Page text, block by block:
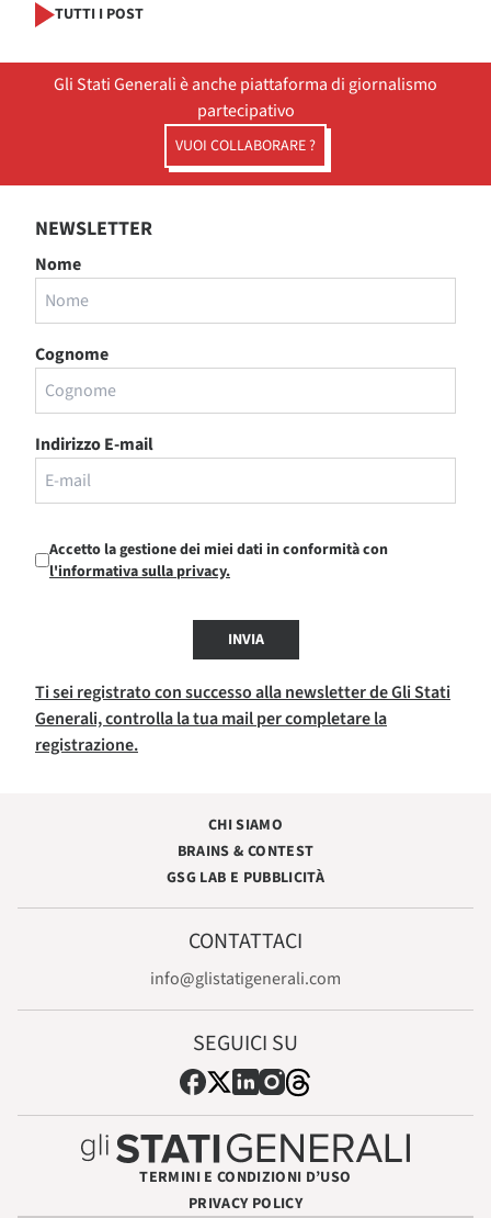
TUTTI I POST
Gli Stati Generali è anche piattaforma di giornalismo
partecipativo
VUOI COLLABORARE ?
NEWSLETTER
Nome
Cognome
Indirizzo E-mail
Accetto la gestione dei miei dati in conformità con
l'informativa sulla privacy.
INVIA
Ti sei registrato con successo alla newsletter de Gli Stati
Generali, controlla la tua mail per completare la
registrazione.
CHI SIAMO
BRAINS & CONTEST
GSG LAB E PUBBLICITÀ
CONTATTACI
info@glistatigenerali.com
SEGUICI SU
TERMINI E CONDIZIONI D’USO
PRIVACY POLICY